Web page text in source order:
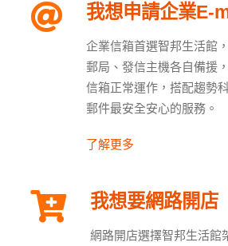
我想申請企業E-
企業信箱首選智邦生活館
郵局、發信主機各自備援
信箱正常運作，搭配趨勢
郵件最安全安心的服務。
了解更多
我想要網路開店
網路開店選擇智邦生活館